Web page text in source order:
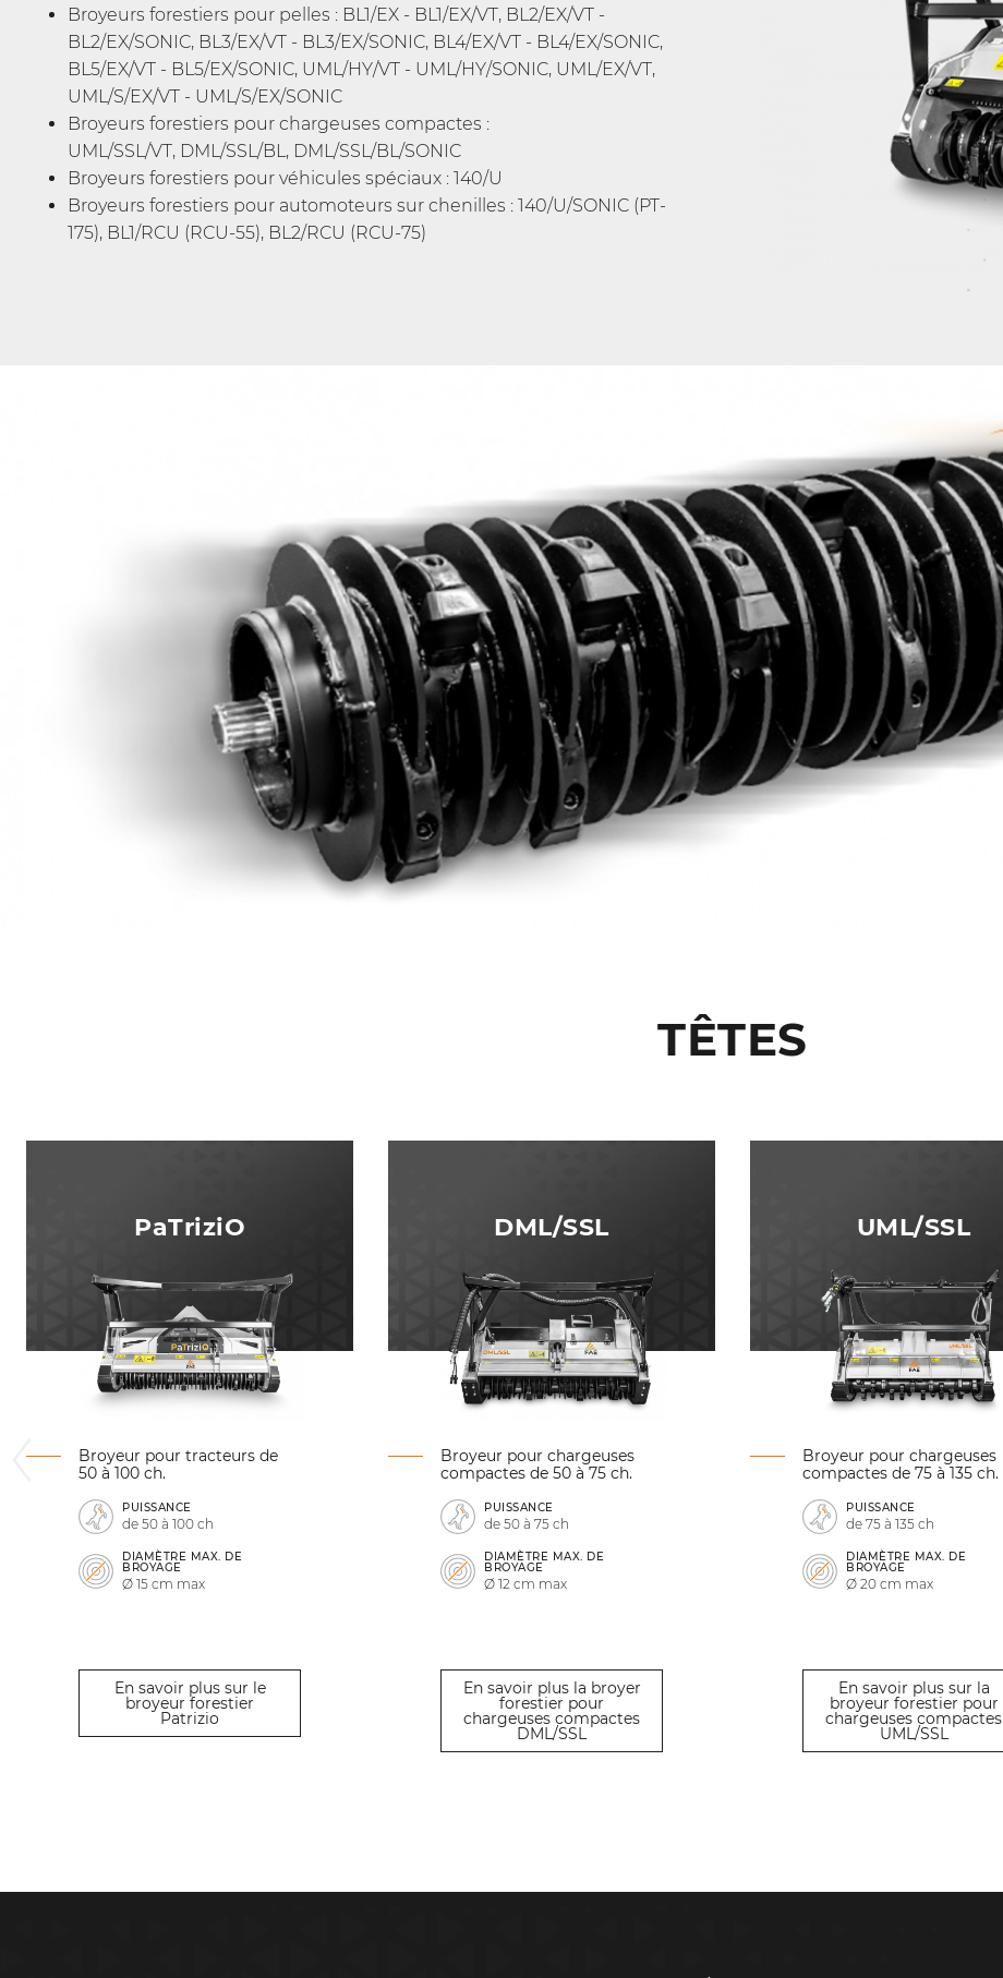
Broyeurs forestiers pour pelles : BL1/EX - BL1/EX/VT, BL2/EX/VT -
BL2/EX/SONIC, BL3/EX/VT - BL3/EX/SONIC, BL4/EX/VT - BL4/EX/SONIC,
BL5/EX/VT - BL5/EX/SONIC, UML/HY/VT - UML/HY/SONIC, UML/EX/VT,
UML/S/EX/VT - UML/S/EX/SONIC
Broyeurs forestiers pour chargeuses compactes :
UML/SSL/VT, DML/SSL/BL, DML/SSL/BL/SONIC
Broyeurs forestiers pour véhicules spéciaux : 140/U
Broyeurs forestiers pour automoteurs sur chenilles : 140/U/SONIC (PT-
175), BL1/RCU (RCU-55), BL2/RCU (RCU-75)
TÊTES
PaTriziO
Broyeur pour tracteurs de
50 à 100 ch.
PUISSANCE
de 50 à 100 ch
DIAMÈTRE MAX. DE
BROYAGE
Ø 15 cm max
En savoir plus sur le
broyeur forestier
Patrizio
DML/SSL
Broyeur pour chargeuses
compactes de 50 à 75 ch.
PUISSANCE
de 50 à 75 ch
DIAMÈTRE MAX. DE
BROYAGE
Ø 12 cm max
En savoir plus la broyer
forestier pour
chargeuses compactes
DML/SSL
UML/SSL
Broyeur pour chargeuses
compactes de 75 à 135 ch.
PUISSANCE
de 75 à 135 ch
DIAMÈTRE MAX. DE
BROYAGE
Ø 20 cm max
En savoir plus sur la
broyeur forestier pour
chargeuses compactes
UML/SSL